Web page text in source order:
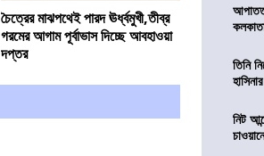
চৈত্রের মাঝপথেই পারদ ঊর্ধ্বমুখী,তীব্র
গরমের আগাম পূর্বাভাস দিচ্ছে আবহাওয়া
দপ্তর
আপাতত
তিনি
হাসিনার
নিট